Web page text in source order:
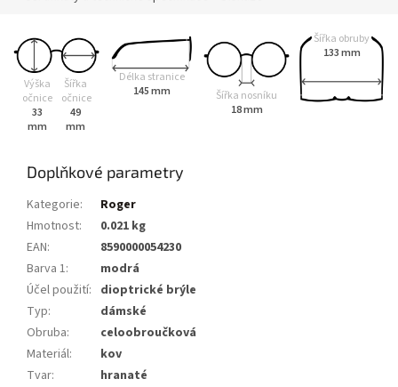
Výška
očnice
33
mm
Šířka
očnice
49
mm
Délka stranice
145 mm
Šířka nosníku
18 mm
Šířka obruby
133 mm
Doplňkové parametry
Kategorie:
Roger
Hmotnost:
0.021 kg
EAN:
8590000054230
Barva 1:
modrá
Účel použití: dioptrické brýle
Typ:
dámské
Obruba:
celoobroučková
Materiál:
kov
Tvar:
hranaté